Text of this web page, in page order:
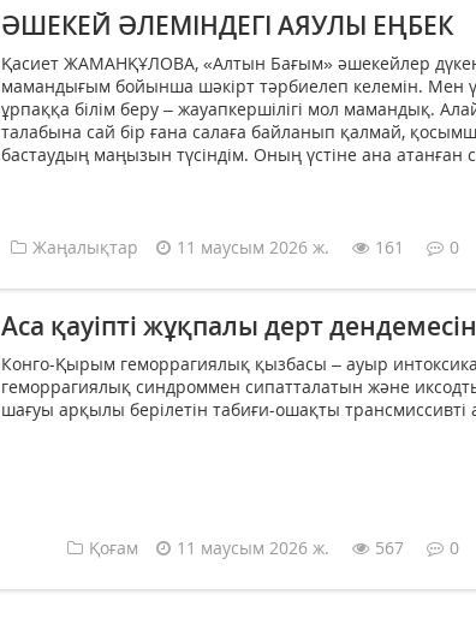
ӘШЕКЕЙ ӘЛЕМІНДЕГІ АЯУЛЫ ЕҢБЕК
Қасиет ЖАМАНҚҰЛОВА, «Алтын Бағым» әшекейлер
мамандығым бойынша шәкірт тәрбиелеп келемін. Мен
ұрпаққа білім беру – жауапкершілігі мол мамандық.
талабына сай бір ғана салаға байланып қалмай,
бастаудың маңызын түсіндім. Оның үстіне ана атанған
Жаңалықтар 11 маусым 2026 ж. 161 0
Аса қауіпті жұқпалы дерт
Конго-Қырым геморрагиялық қызбасы – ауыр
геморрагиялық синдроммен сипатталатын және
шағуы арқылы берілетін табиғи-ошақты трансмиссивті
Қоғам 11 маусым 2026 ж. 567 0